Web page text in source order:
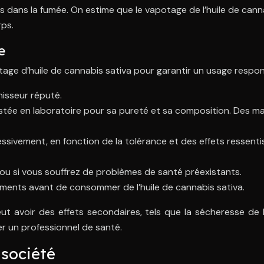
la fumée. On estime que le vapotage de l’huile de
d’huile de cannabis sativa pour garantir un usage
réputé.
en laboratoire pour sa pureté et sa composition. Des
en fonction de la tolérance et des effets
si vous souffrez de problèmes de santé préexistants.
avant de consommer de l’huile de cannabis sativa.
avoir des effets secondaires, tels que la sécheresse de
un professionnel de santé.